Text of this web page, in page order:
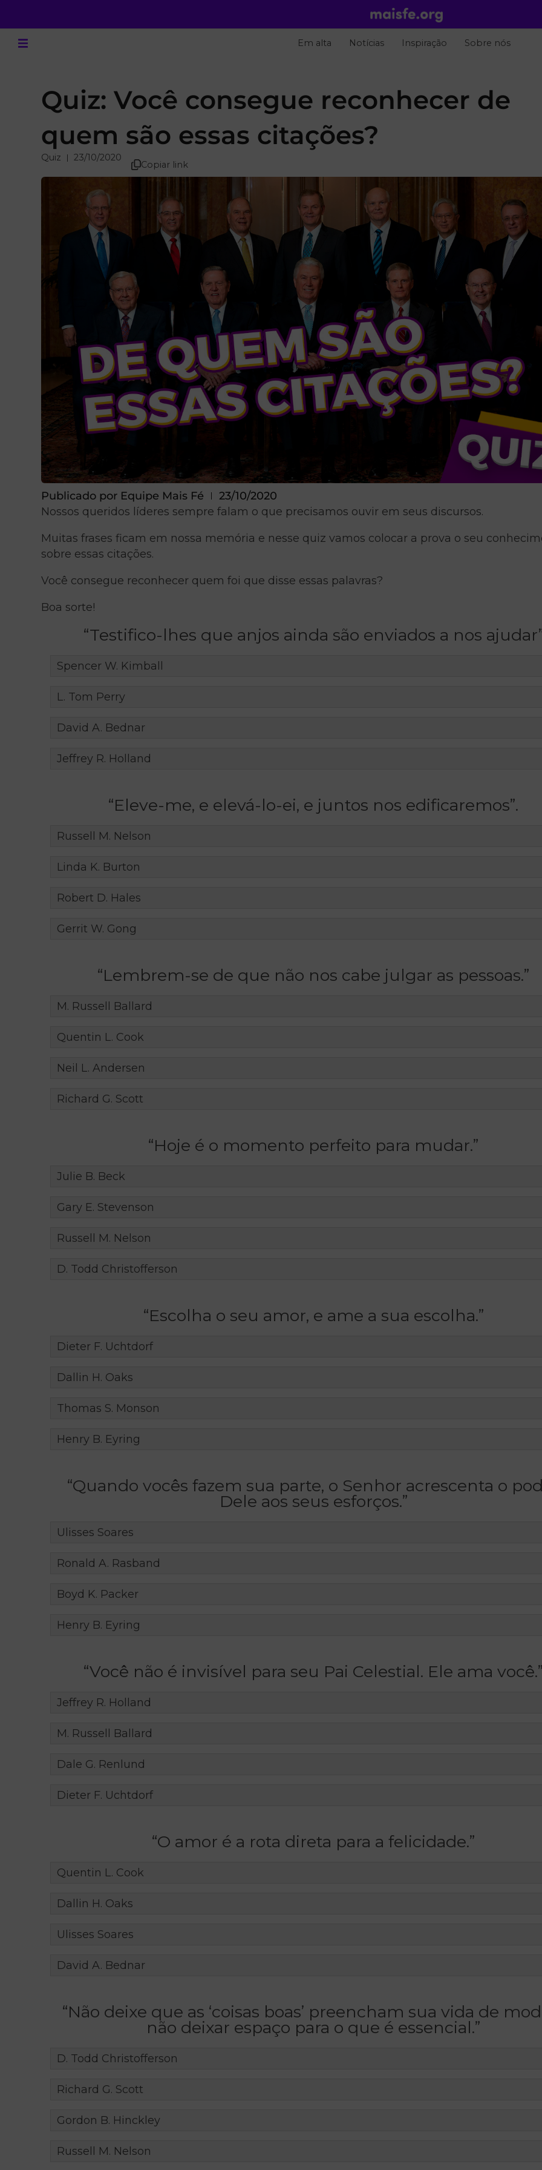
Em alta Notícias Inspiração Sobre nós
Quiz: Você consegue reconhecer de
quem são essas citações?
Quiz 23/10/2020
Copiar link
Publicado por Equipe Mais Fé
23/10/2020
Nossos queridos líderes sempre falam o que precisamos ouvir em seus discursos.
Muitas frases ficam em nossa memória e nesse quiz vamos colocar a prova o seu
sobre essas citações.
Você consegue reconhecer quem foi que disse essas palavras?
Boa sorte!
“Testifico-lhes que anjos ainda são enviados a nos
Spencer W. Kimball
L. Tom Perry
David A. Bednar
Jeffrey R. Holland
“Eleve-me, e elevá-lo-ei, e juntos nos edificaremos”.
Russell M. Nelson
Linda K. Burton
Robert D. Hales
Gerrit W. Gong
“Lembrem-se de que não nos cabe julgar as pessoas.”
M. Russell Ballard
Quentin L. Cook
Neil L. Andersen
Richard G. Scott
“Hoje é o momento perfeito para mudar.”
Julie B. Beck
Gary E. Stevenson
Russell M. Nelson
D. Todd Christofferson
“Escolha o seu amor, e ame a sua escolha.”
Dieter F. Uchtdorf
Dallin H. Oaks
Thomas S. Monson
Henry B. Eyring
“Quando vocês fazem sua parte, o Senhor acrescenta o
Dele aos seus esforços.”
Ulisses Soares
Ronald A. Rasband
Boyd K. Packer
Henry B. Eyring
“Você não é invisível para seu Pai Celestial. Ele ama
Jeffrey R. Holland
M. Russell Ballard
Dale G. Renlund
Dieter F. Uchtdorf
“O amor é a rota direta para a felicidade.”
Quentin L. Cook
Dallin H. Oaks
Ulisses Soares
David A. Bednar
“Não deixe que as ‘coisas boas’ preencham sua vida de
não deixar espaço para o que é essencial.”
D. Todd Christofferson
Richard G. Scott
Gordon B. Hinckley
Russell M. Nelson